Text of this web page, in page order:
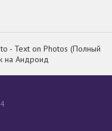
- Text on Photos (Полный
на Андроид